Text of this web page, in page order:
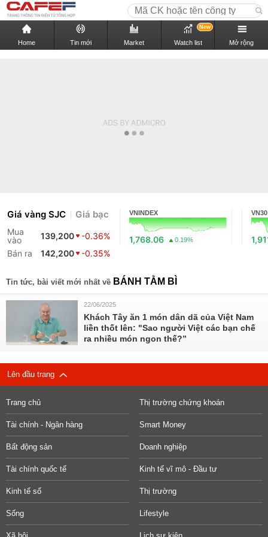
Home Tin mới Market Watch list
New
Mở rộng
Giá vàng SJC Giá bạc
Mua
vào
139,200
-0.36%
Bán ra
142,200 -0.35%
VNINDEX
1,768.06 0.19%
VN30
Tin tức, bài viết mới nhất về BÁNH TẰM BÌ
22/06/2025
Khách Tây ăn 1 món dân dã của Việt Nam
liền thốt lên: "Sao người Việt các bạn chế
ra nhiều món ngon thế?”
Lên đầu trang
Trang chủ Thị trường chứng khoán
Tài chính - Ngân hàng Smart Money
Bất động sản Doanh nghiệp
Tài chính quốc tế Kinh tế vĩ mô - Đầu tư
Kinh tế số Thị trường
Sống Lifestyle